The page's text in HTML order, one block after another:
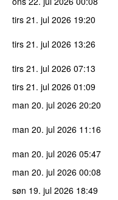
tirs 21. jul 2026 19:20
tirs 21. jul 2026 13:26
tirs 21. jul 2026 07:13
tirs 21. jul 2026 01:09
man 20. jul 2026 20:20
man 20. jul 2026 11:16
man 20. jul 2026 05:47
man 20. jul 2026 00:08
søn 19. jul 2026 18:49